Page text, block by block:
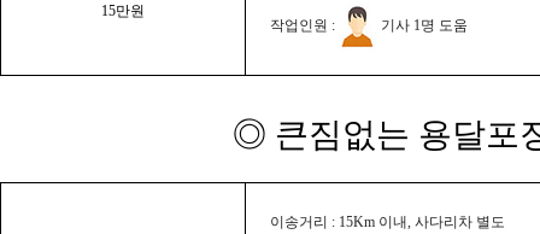
15만원
작업인원 : 기사 1명 도움
◎ 큰짐없는 용달포
이송거리 : 15Km 이내, 사다리차 별도